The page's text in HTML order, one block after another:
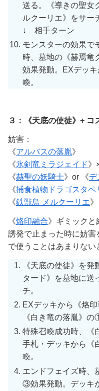
送る。《導きの聖女
ルクーリエ》をサー
↓ 相手ターン
モンスターの効果で
時、墓地の《赫焉
効果発動。EXデッ
喚。
３：《天底の使徒》+ コ
妨害：
《アルバスの落胤》
《氷剣竜ミラジェイド》
《赫聖の妖騎士》or 《デ
《捕食植物ドラゴスタペ
《鉄獣鳥 メルクーリエ》
《烙印融合》ギミックと
誘発で止まった時に妨
で使うことはあまりない
《天底の使徒》を
タード》を墓地に送
チ。
EXデッキから《烙
《白き竜の落胤》
特殊召喚成功時、《
手札・デッキから《
喚。
エンドフェイズ時、
③効果発動。デッキ